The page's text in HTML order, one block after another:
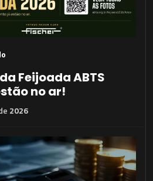
Feijoada ABTS
no ar!
2026